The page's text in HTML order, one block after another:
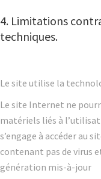
4. Limitations
techniques.
Le site utilise la
Le site Internet ne
matériels liés à
s’engage à accéder au
contenant pas de virus
génération mis-à-jour